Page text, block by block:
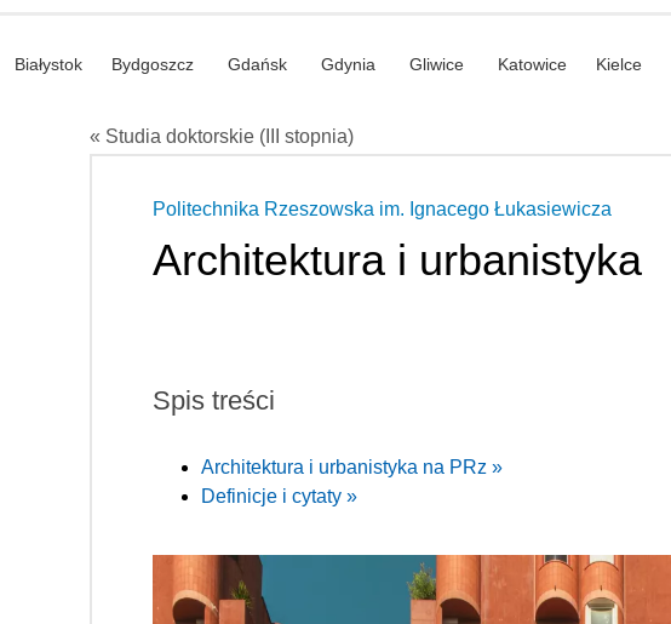
Białystok Bydgoszcz Gdańsk Gdynia Gliwice Katowice Kielce
« Studia doktorskie (III stopnia)
Politechnika Rzeszowska im. Ignacego Łukasiewicza
Architektura i urbanistyka
Spis treści
Architektura i urbanistyka na PRz »
Definicje i cytaty »